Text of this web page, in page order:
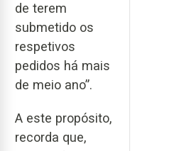
de terem
submetido os
respetivos
pedidos há mais
de meio ano”.
A este propósito,
recorda que,